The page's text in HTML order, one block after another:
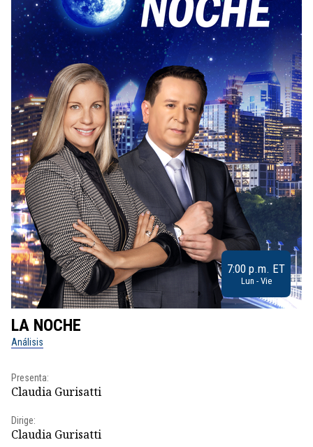
7:00 p.m. ET
Lun - Vie
LA NOCHE
Análisis
Presenta:
Claudia Gurisatti
Dirige:
Claudia Gurisatti